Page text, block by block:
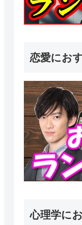
恋愛にお
心理学に